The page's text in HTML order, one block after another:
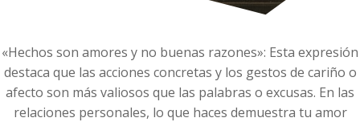
«Hechos son amores y no buenas razones»: Esta expresión
destaca que las acciones concretas y los gestos de cariño o
afecto son más valiosos que las palabras o excusas. En las
relaciones personales, lo que haces demuestra tu amor